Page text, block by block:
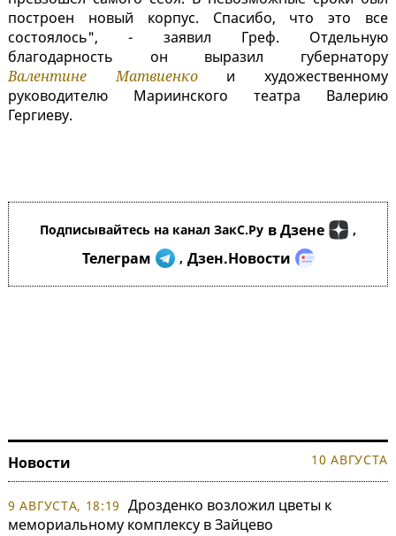
построен новый корпус. Спасибо, что это все
состоялось", - заявил Греф. Отдельную
благодарность он выразил губернатору
Валентине Матвиенкои художественному
руководителю Мариинского театра Валерию
Гергиеву.
Подписывайтесь на канал ЗакС.Ру в Дзене ,
Телеграм , Дзен.Новости
Новости 10 АВГУСТА
9 АВГУСТА, 18:19 Дрозденко возложил цветы к
мемориальному комплексу в Зайцево